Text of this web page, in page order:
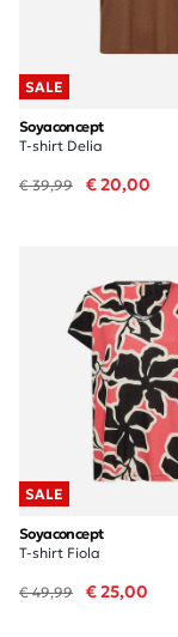
SALE
Soyaconcept
T-shirt Delia
€ 39,99 € 20,00
SALE
Soyaconcept
T-shirt Fiola
€ 49,99 € 25,00